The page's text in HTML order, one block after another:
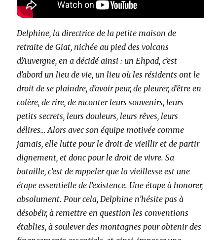
Delphine, la directrice de la petite maison de
retraite de Giat, nichée au pied des volcans
d’Auvergne, en a décidé ainsi : un Ehpad, c’est
d’abord un lieu de vie, un lieu où les résidents ont le
droit de se plaindre, d’avoir peur, de pleurer, d’être en
colère, de rire, de raconter leurs souvenirs, leurs
petits secrets, leurs douleurs, leurs rêves, leurs
délires… Alors avec son équipe motivée comme
jamais, elle lutte pour le droit de vieillir et de partir
dignement, et donc pour le droit de vivre. Sa
bataille, c’est de rappeler que la vieillesse est une
étape essentielle de l’existence. Une étape à honorer,
absolument. Pour cela, Delphine n’hésite pas à
désobéir, à remettre en question les conventions
établies, à soulever des montagnes pour obtenir des